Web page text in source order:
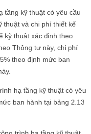
tầng kỹ thuật có yêu cầu
thuật và chi phí thiết kế
kỹ thuật xác định theo
Thông tư này, chi phí
theo định mức ban
hạ tầng kỹ thuật có yêu
ban hành tại bảng 2.13